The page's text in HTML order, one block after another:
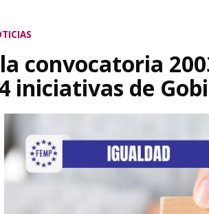
convocatoria
iniciativas de